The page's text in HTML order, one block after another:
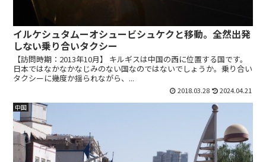
イルケシュタムーオシュービシュケクと移動。全然出発
しない乗り合いタクシー
【訪問時期：2013年10月】 キルギスは中国の西に位置する国です。
日本ではなかなかなじみのない国なのではないでしょうか。乗り合い
タクシーに幾度か揺られながら、...
2018.03.28 2024.04.21
中国